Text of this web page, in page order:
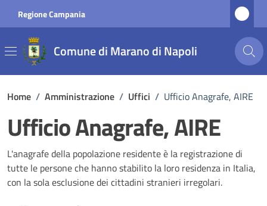
Regione Campania
Comune di Marano di Napoli
Home / Amministrazione / Uffici / Ufficio Anagrafe, AIRE
Ufficio Anagrafe, AIRE
L'anagrafe della popolazione residente è la registrazione di
tutte le persone che hanno stabilito la loro residenza in Italia,
con la sola esclusione dei cittadini stranieri irregolari.